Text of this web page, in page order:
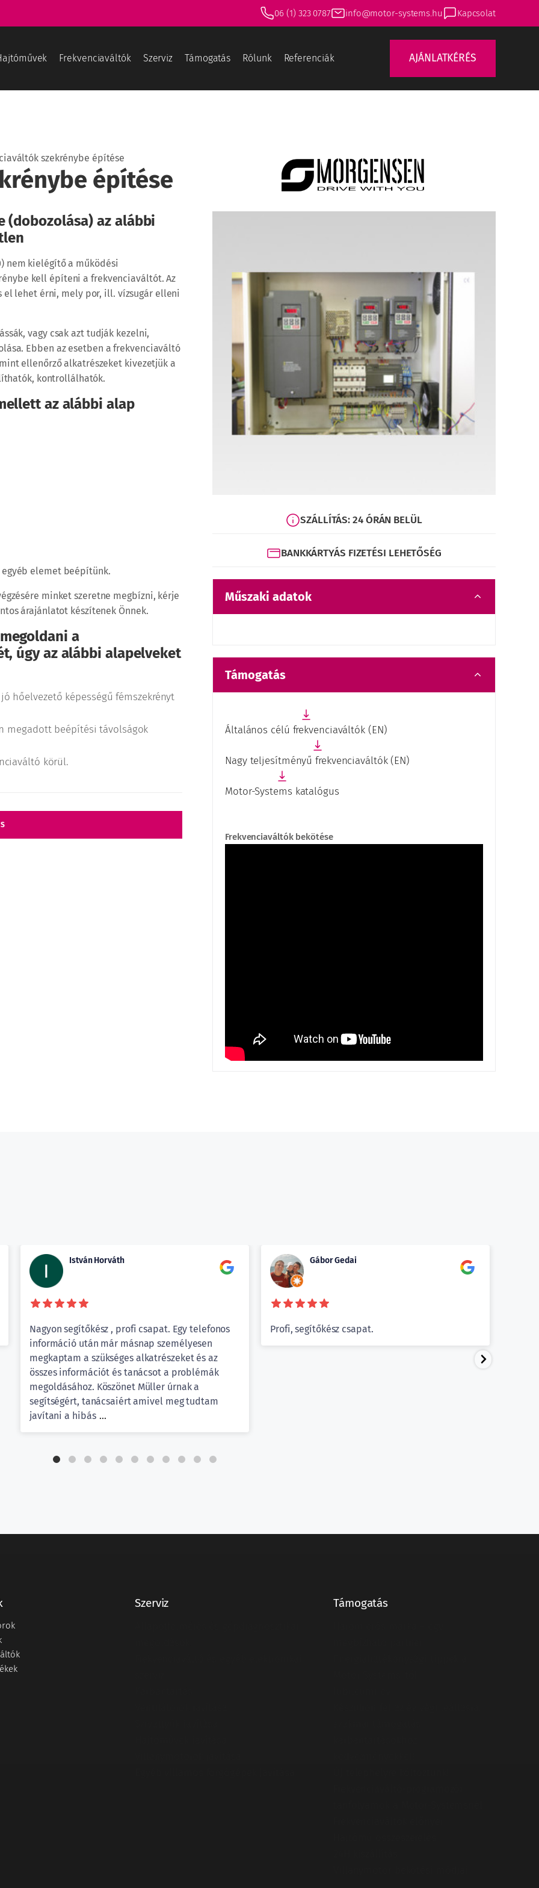
06 (1) 323 0787 info@motor-systems.hu Kapcsolat
Frekvenciaváltók Szerviz Támogatás Rólunk Referenciák AJÁNLATKÉRÉS
szekrénybe építése
építése
(dobozolása) az alábbi
nem kielégítő a működési
kell építeni a frekvenciaváltót. Az
el lehet érni, mely por, ill. vízsugár elleni
vagy csak azt tudják kezelni,
Ebben az esetben a frekvenciaváltó
ellenőrző alkatrészeket kivezetjük a
kontrollálhatók.
az alábbi alap
elemet beépítünk.
minket szeretne megbízni, kérje
árajánlatot készítenek Önnek.
a
úgy az alábbi alapelveket
hőelvezető képességű fémszekrényt
megadott beépítési távolságok
körül.
SZÁLLÍTÁS: 24 ÓRÁN BELÜL
BANKKÁRTYÁS FIZETÉSI LEHETŐSÉG
Műszaki adatok
Támogatás
Általános célú frekvenciaváltók (EN)
Nagy teljesítményű frekvenciaváltók (EN)
Motor-Systems katalógus
Frekvenciaváltók bekötése
István Horváth
Nagyon segítőkész , profi csapat. Egy telefonos
információ után már másnap személyesen
megkaptam a szükséges alkatrészeket és az
összes információt és tanácsot a problémák
megoldásához. Köszönet Müller úrnak a
segítségért, tanácsaiért amivel meg tudtam
javítani a hibás ...
Gábor Gedai
Profi, segítőkész csapat.
Szerviz Támogatás